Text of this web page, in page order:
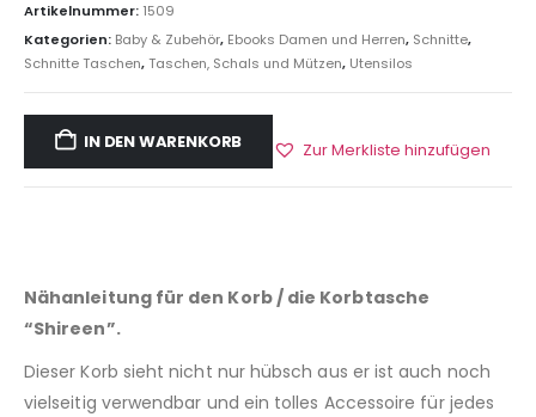
Artikelnummer: 1509
Kategorien: Baby & Zubehör, Ebooks Damen und Herren, Schnitte,
Schnitte Taschen,Taschen, Schals und Mützen, Utensilos
IN DEN WARENKORB Zur Merkliste hinzufügen
Nähanleitung für den Korb / die Korbtasche
“Shireen”.
Dieser Korb sieht nicht nur hübsch aus er ist auch noch
vielseitig verwendbar und ein tolles Accessoire für jedes